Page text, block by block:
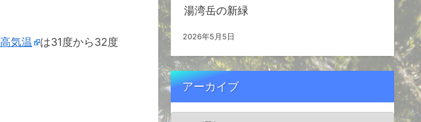
気温
は31度から32度
湯湾岳の新緑
2026年5月5日
アーカイブ